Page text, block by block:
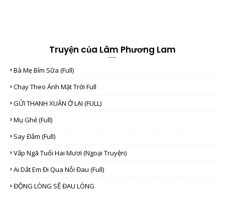
Truyện của Lâm Phương Lam
Bà Mẹ Bỉm Sữa (full)
Chạy Theo Ánh Mặt Trời Full
GỬI THANH XUÂN Ở LẠI (FULL)
Mụ Ghẻ (full)
Say Đắm (full)
Vấp Ngã Tuổi Hai Mươi (Ngoại Truyện)
Ai Dắt Em Đi Qua Nỗi Đau (full)
ĐỘNG LÒNG SẼ ĐAU LÒNG